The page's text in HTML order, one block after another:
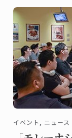
イベント, ニュース